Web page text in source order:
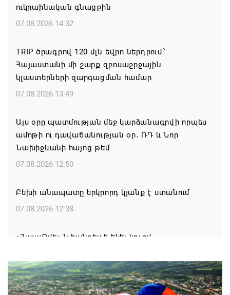
ուկրաինական գնացքին
07.08.2026 14:32
TRIP ծրագրով 120 մլն եվրո ներդրում՝
Հայաստանի մի շարք զբոսաշրջային
կլաստերների զարգացման համար
07.08.2026 13:49
Այս օրը պատմության մեջ կարձանագրվի որպես
ամոթի ու դավաճանության օր․ ՌԴ և Նոր
Նախիջևանի հայոց թեմ
07.08.2026 12:50
Բեխի անապատը երկրորդ կյանք է ստանում
07.08.2026 12:38
«ՀայաՔվե»-ն հանդես է եկել կոչով
Շարունակվում են պաշտպանության նախարարի